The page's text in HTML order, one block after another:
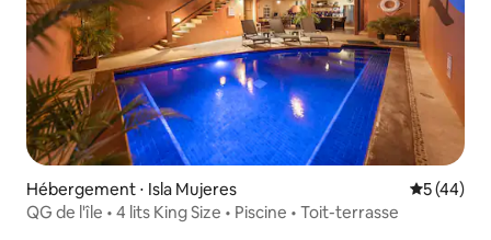
Hébergement ⋅ Isla Mujeres
5 (44)
QG de l'île • 4 lits King Size • Piscine • Toit-terrasse